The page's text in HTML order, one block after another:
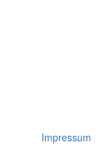
Impressum